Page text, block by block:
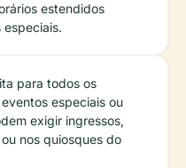
estendidos
para todos os
especiais ou
exigir ingressos,
nos quiosques do